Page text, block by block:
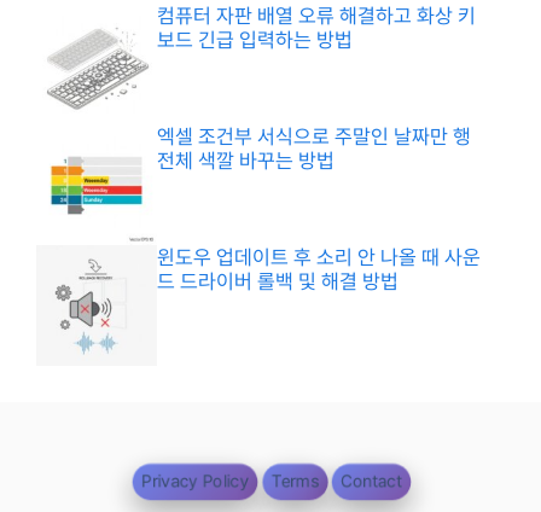
컴퓨터 자판 배열 오류 해결하고 화상 키
보드 긴급 입력하는 방법
엑셀 조건부 서식으로 주말인 날짜만 행
전체 색깔 바꾸는 방법
윈도우 업데이트 후 소리 안 나올 때 사운
드 드라이버 롤백 및 해결 방법
Privacy Policy Terms Contact